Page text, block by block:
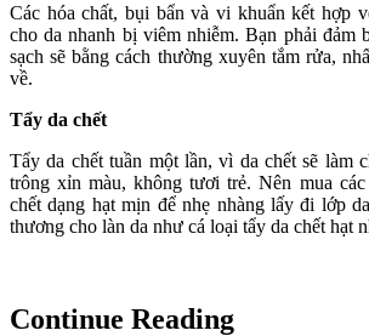
Các hóa chất, bụi bẩn và vi khuẩn kết hợp
cho da nhanh bị viêm nhiễm. Bạn phải đảm
sạch sẽ bằng cách thường xuyên tắm rửa,
về.
Tẩy da chết
Tẩy da chết tuần một lần, vì da chết sẽ làm
trông xỉn màu, không tươi trẻ. Nên mua
chết dạng hạt mịn để nhẹ nhàng lấy đi lớp
thương cho làn da như cá loại tẩy da chết hạt
Continue Reading